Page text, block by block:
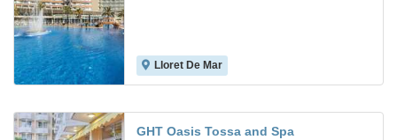
Lloret De Mar
GHT Oasis Tossa and Spa